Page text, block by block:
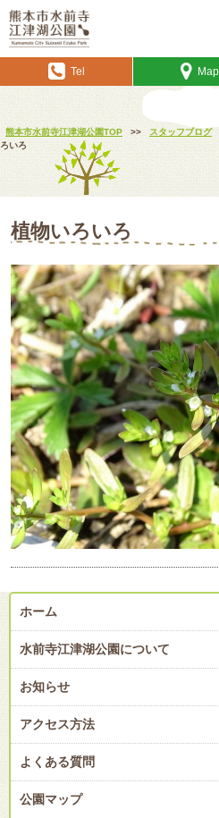
Tel Map
熊本市水前寺江津湖公園TOP >> スタッフブログ
ろいろ
植物いろいろ
ホーム
水前寺江津湖公園について
お知らせ
アクセス方法
よくある質問
公園マップ